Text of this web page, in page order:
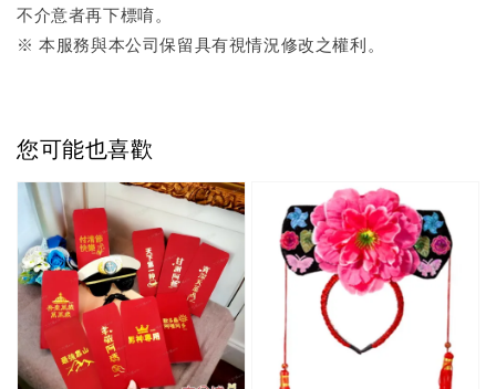
不介意者再下標唷。
※ 本服務與本公司保留具有視情況修改之權利。
您可能也喜歡